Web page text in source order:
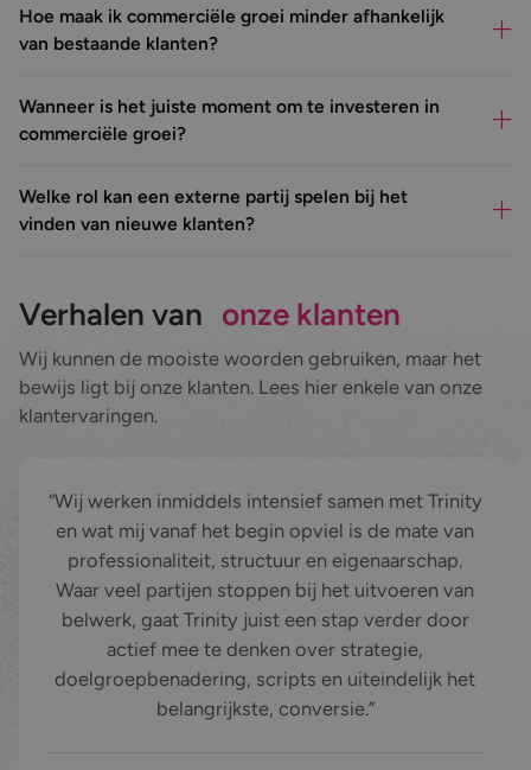
Hoe maak ik commerciële groei minder afhankelijk
van bestaande klanten?
Wanneer is het juiste moment om te investeren in
commerciële groei?
Welke rol kan een externe partij spelen bij het
vinden van nieuwe klanten?
Verhalen van onze klanten
Wij kunnen de mooiste woorden gebruiken, maar het
bewijs ligt bij onze klanten. Lees hier enkele van onze
klantervaringen.
Wij werken inmiddels intensief samen met Trinity
en wat mij vanaf het begin opviel is de mate van
professionaliteit, structuur en eigenaarschap.
Waar veel partijen stoppen bij het uitvoeren van
belwerk, gaat Trinity juist een stap verder door
actief mee te denken over strategie,
doelgroepbenadering, scripts en uiteindelijk het
belangrijkste, conversie.